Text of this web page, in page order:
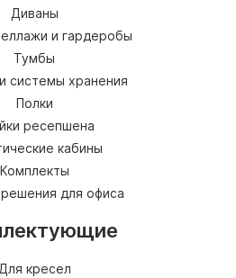
Диваны
и гардеробы
Тумбы
системы хранения
Полки
ресепшена
кабины
Комплекты
для офиса
Для кресел